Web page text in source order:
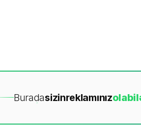
Buradasizinreklamınızola